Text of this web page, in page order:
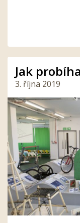
Jak
3. října 2019